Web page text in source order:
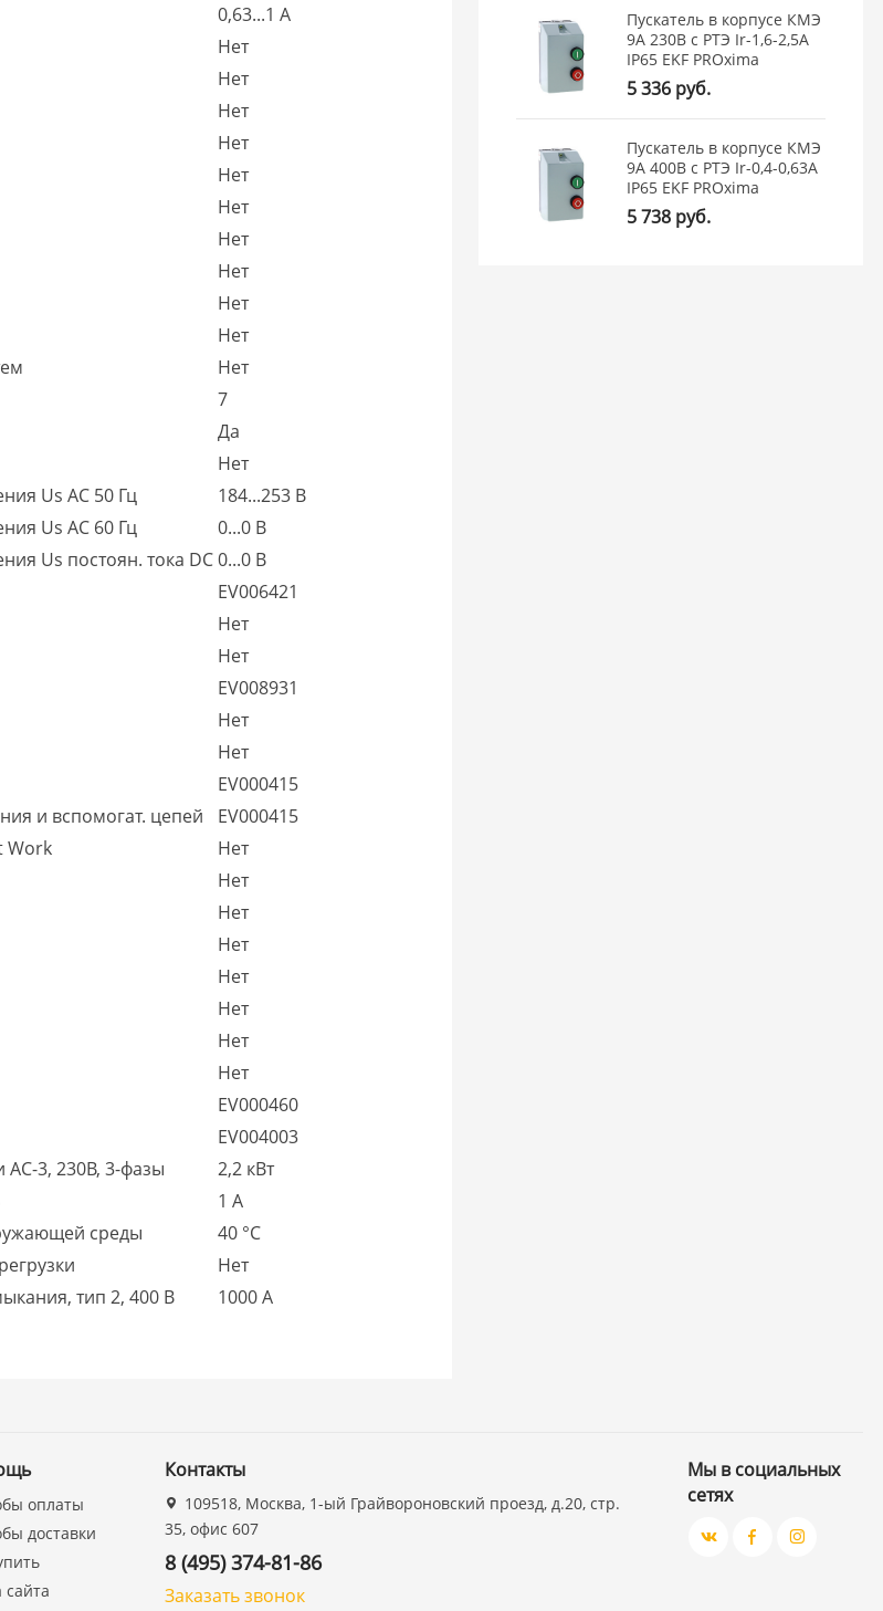
0,63...1 А
Нет
Нет
Нет
Нет
Нет
Нет
Нет
Нет
Нет
Нет
Нет
7
Да
Нет
Us AC 50 Гц
184...253 В
Us AC 60 Гц
0...0 В
Us постоян. тока DC0...0 В
EV006421
Нет
Нет
EV008931
Нет
Нет
EV000415
и вспомогат. цепей
EV000415
Work
Нет
Нет
Нет
Нет
Нет
Нет
Нет
Нет
EV000460
EV004003
3, 230В, 3-фазы
2,2 кВт
1 А
среды
40 °C
Нет
тип 2, 400 В
1000 А
Пускатель в корпусе КМЭ
9А 230В с РТЭ Ir-1,6-2,5А
IP65 EKF PROxima
5 336 руб.
Пускатель в корпусе КМЭ
9А 400В с РТЭ Ir-0,4-0,63А
IP65 EKF PROxima
5 738 руб.
оплаты
доставки
сайта
Контакты
109518, Москва, 1-ый Грайвороновский проезд, д.20, стр.
35, офис 607
8 (495) 374-81-86
Заказать звонок
Мы в социальных
сетях